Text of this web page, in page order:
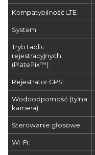
Kompatybilność LTE:
System:
Tryb tablic
rejestracyjnych
(PlatePix™):
Rejestrator GPS:
Wodoodporność (tylna
kamera):
Sterowanie głosowe:
Wi-Fi: